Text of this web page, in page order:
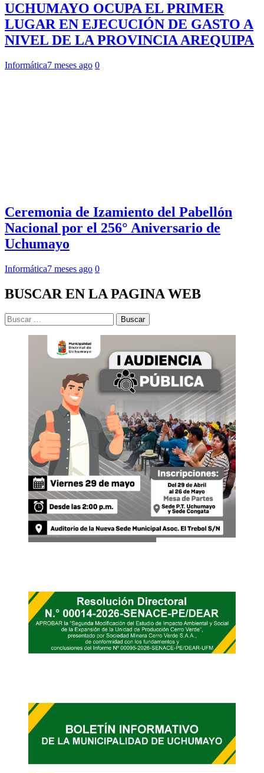
UCHUMAYO OCUPA EL PRIMER
LUGAR EN EJECUCIÓN DE GASTO A
NIVEL DE LA PROVINCIA AREQUIPA
Informática7 meses ago 0
Ceremonia de Izamiento del Pabellón
Nacional por el 256° Aniversario de
Uchumayo
Informática7 meses ago 0
BUSCAR EN LA PAGINA WEB
Buscar: